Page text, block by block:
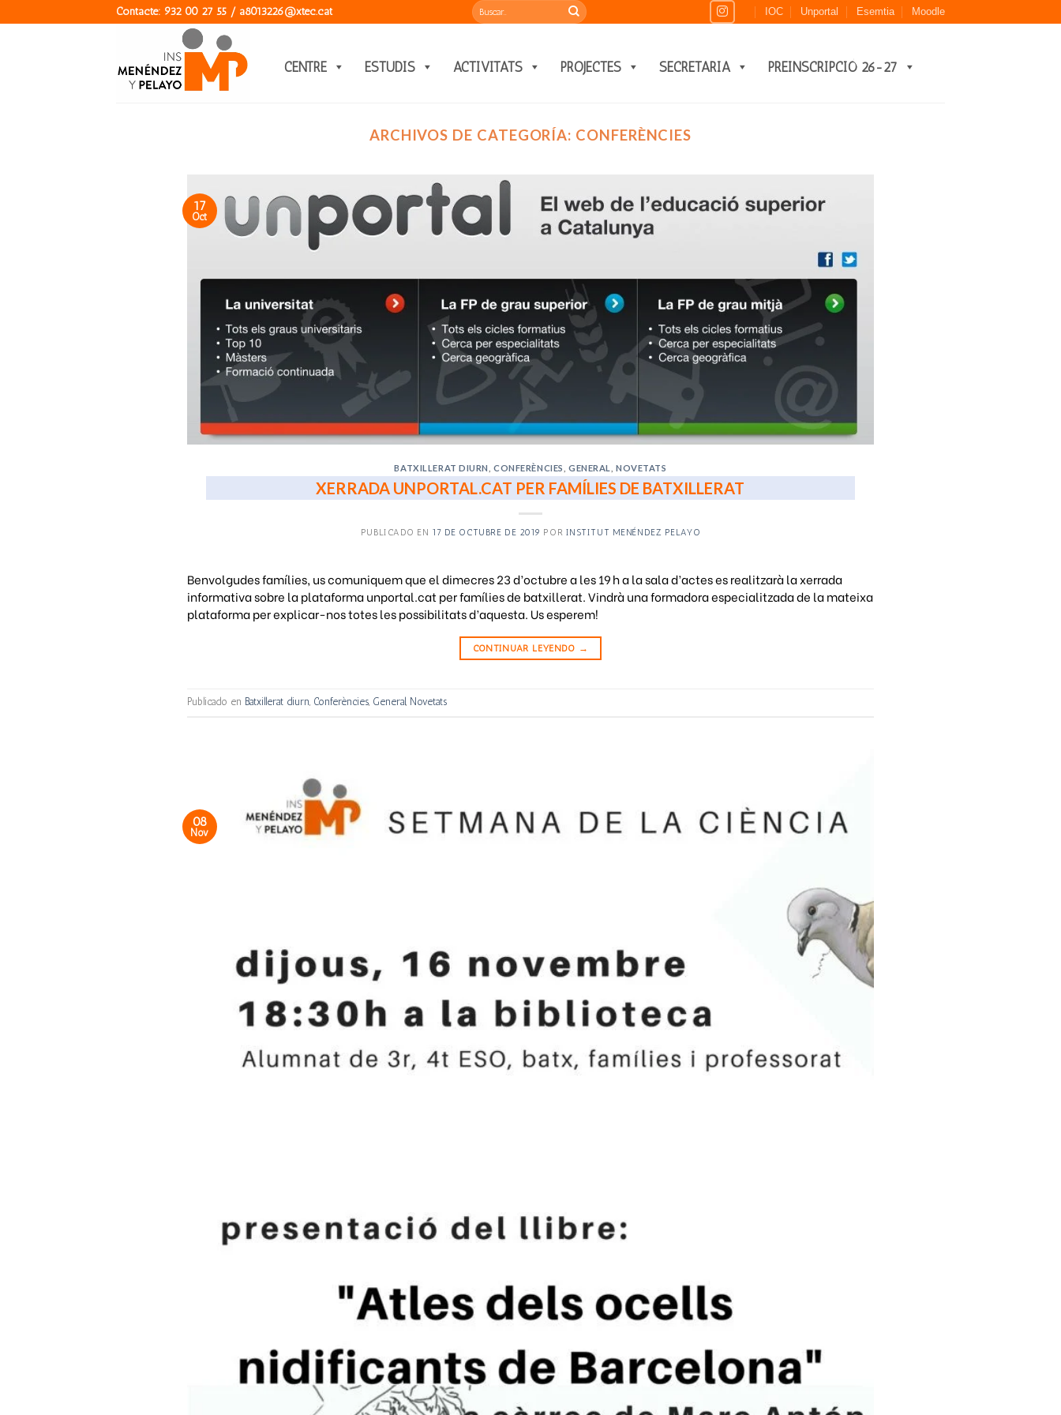
to
Contacte: 932 00 27 55 / a8013226@xtec.cat IOC Unportal Esemtia Moodle
CENTRE ESTUDIS ACTIVITATS PROJECTES SECRETARIA PREINSCRIPCIÓ 26-27
ARCHIVOS DE CATEGORÍA: CONFERÈNCIES
17
Oct
BATXILLERAT DIURN ,CONFERÈNCIES GENERAL ,NOVETATS
XERRADA UNPORTAL.CAT PER FAMÍLIES DE BATXILLERAT
PUBLICADO EN 17 DE OCTUBRE DE 2019 POR INSTITUT MENÉNDEZ PELAYO
Benvolgudes famílies, us comuniquem que el dimecres 23 d’octubre a les 19 h a la sala d’actes es realitzarà la xerrada
informativa sobre la plataforma unportal.cat per famílies de batxillerat. Vindrà una formadora especialitzada de la mateixa
plataforma per explicar-nos totes les possibilitats d’aquesta. Us esperem!
CONTINUAR LEYENDO →
Publicado en Batxillerat diurn, Conferències, General, Novetats
08
Nov